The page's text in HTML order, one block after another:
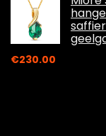
€230.00